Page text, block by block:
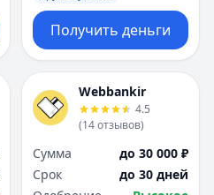
Получить деньги
Webbankir
4.5
(14отзывов)
Сумма
до 30 000 ₽
Срок
до 30 дней